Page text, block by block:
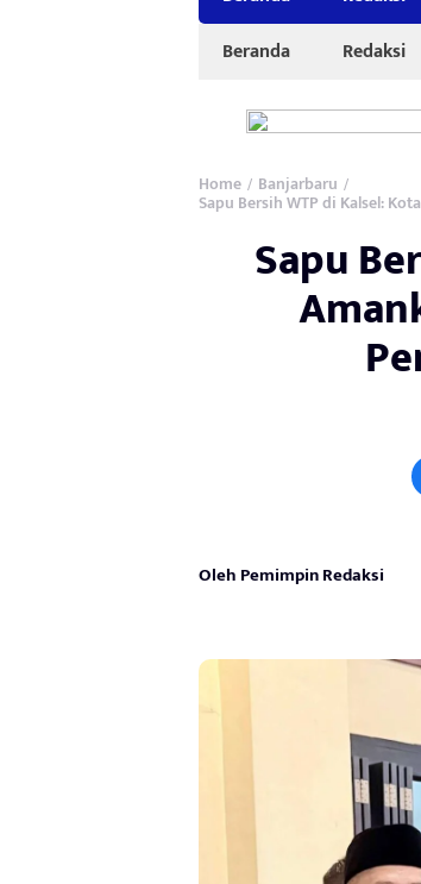
Beranda
Redaksi
Home / Banjarbaru /
Sapu Bersih WTP di Kalsel:
Sapu
Oleh Pemimpin Redaksi